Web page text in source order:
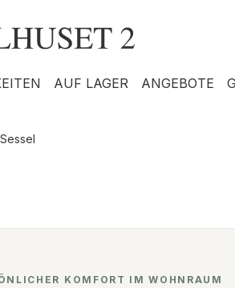
AUF LAGER ANGEBOTE
Sessel
KOMFORT IM WOHNRAUM